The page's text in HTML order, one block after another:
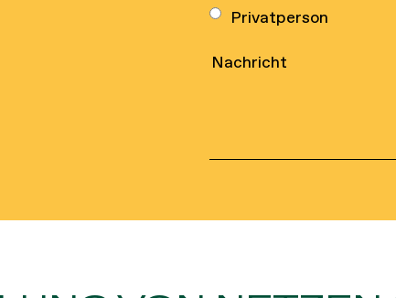
Privatperson
Sportnetze
Kontakt